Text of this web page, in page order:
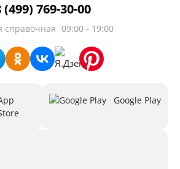
(499) 769-30-00
справочная 09:00 - 19:00
Google Play